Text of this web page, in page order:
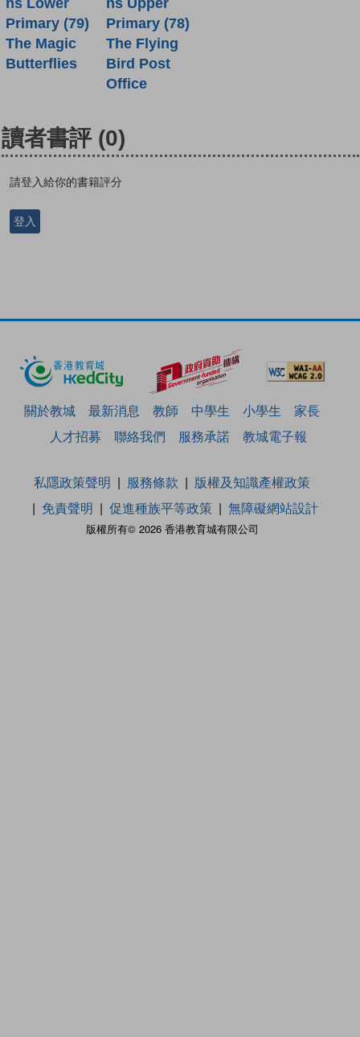
Primary (79)
The Magic
Butterflies
Primary (78)
The Flying
Bird Post
Office
讀者書評 (0)
請登入給你的書籍評分
登入
關於教城 最新消息 教師 中學生 小學生
家長
人才招募
聯絡我們 服務承諾 教城電子報
版權所有© 2026 香港教育城有限公司
私隱政策聲明 服務條款
版權及知識產權政策
免責聲明
促進種族平等政策 無障礙網站設計